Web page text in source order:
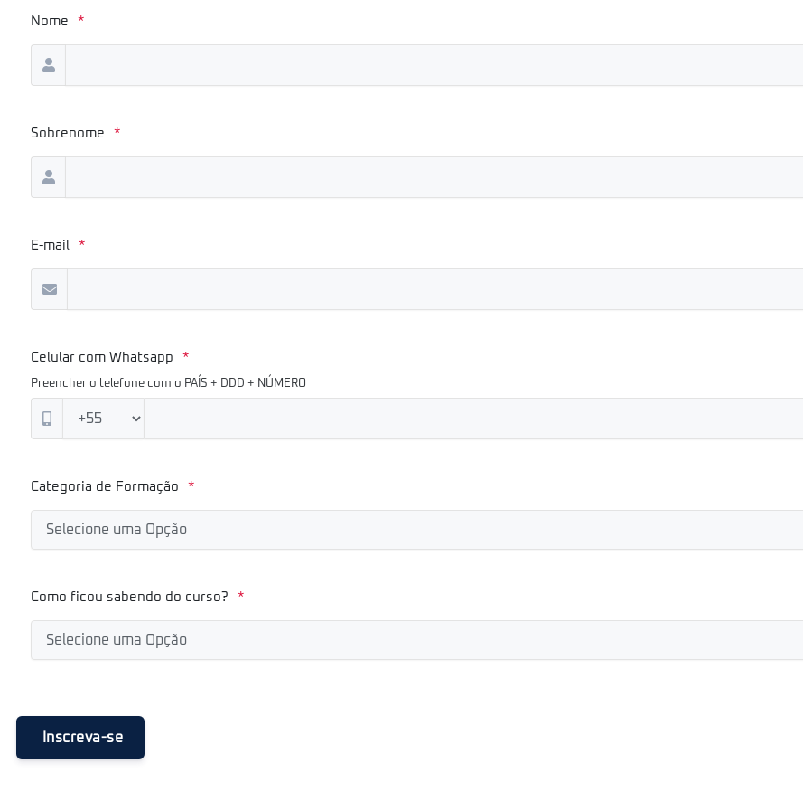
Nome *
Sobrenome *
E-mail *
Celular com Whatsapp *
Preencher o telefone com o PAÍS + DDD + NÚMERO
Categoria de Formação *
Como ficou sabendo do curso? *
Inscreva-se